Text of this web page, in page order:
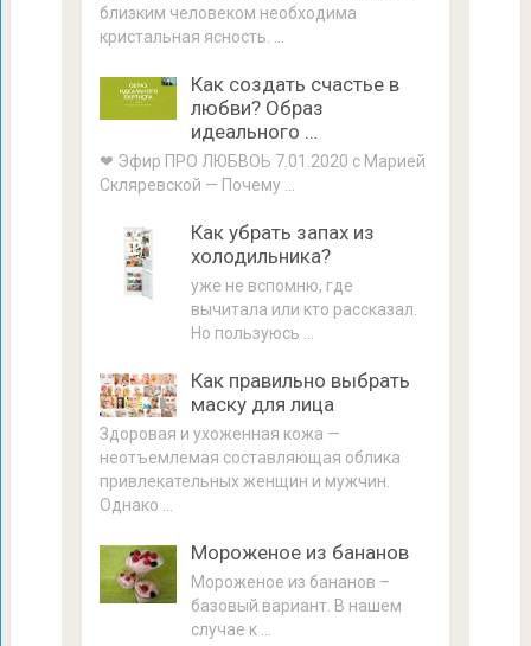
близким человеком необходима
кристальная ясность. …
Как создать счастье в
любви? Образ
идеального …
❤ Эфир ПРО ЛЮБВОЬ 7.01.2020 с Марией
Скляревской — Почему …
Как убрать запах из
холодильника?
уже не вспомню, где
вычитала или кто рассказал.
Но пользуюсь …
Как правильно выбрать
маску для лица
Здоровая и ухоженная кожа —
неотъемлемая составляющая облика
привлекательных женщин и мужчин.
Однако …
Мороженое из бананов
Мороженое из бананов –
базовый вариант. В нашем
случае к …